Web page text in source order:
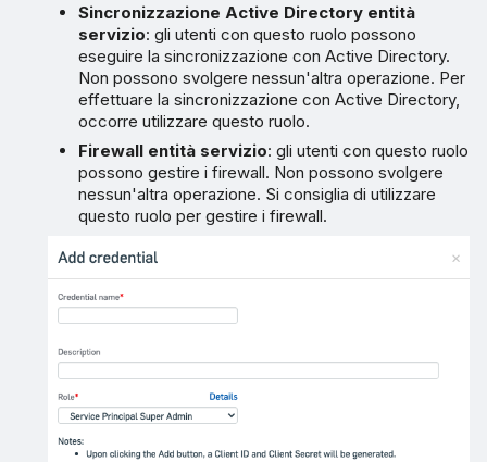
Sincronizzazione Active Directory entità
servizio: gli utenti con questo ruolo possono
eseguire la sincronizzazione con Active Directory.
Non possono svolgere nessun'altra operazione. Per
effettuare la sincronizzazione con Active Directory,
occorre utilizzare questo ruolo.
Firewall entità servizio: gli utenti con questo ruolo
possono gestire i firewall. Non possono svolgere
nessun'altra operazione. Si consiglia di utilizzare
questo ruolo per gestire i firewall.